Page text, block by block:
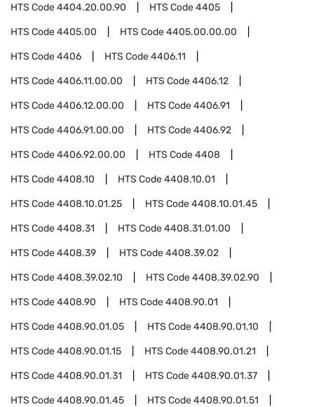
HTS Code4404.20.00.90 HTS Code4405
HTS Code4405.00 HTS Code4405.00.00.00
HTS Code4406 HTS Code4406.11
HTS Code4406.11.00.00 HTS Code4406.12
HTS Code4406.12.00.00 HTS Code4406.91
HTS Code4406.91.00.00 HTS Code4406.92
HTS Code4406.92.00.00 HTS Code4408
HTS Code4408.10 HTS Code4408.10.01
HTS Code4408.10.01.25 HTS Code4408.10.01.45
HTS Code4408.31 HTS Code4408.31.01.00
HTS Code4408.39 HTS Code4408.39.02
HTS Code4408.39.02.10 HTS Code4408.39.02.90
HTS Code4408.90 HTS Code4408.90.01
HTS Code4408.90.01.05 HTS Code4408.90.01.10
HTS Code4408.90.01.15 HTS Code4408.90.01.21
HTS Code4408.90.01.31 HTS Code4408.90.01.37
HTS Code4408.90.01.45 HTS Code4408.90.01.51